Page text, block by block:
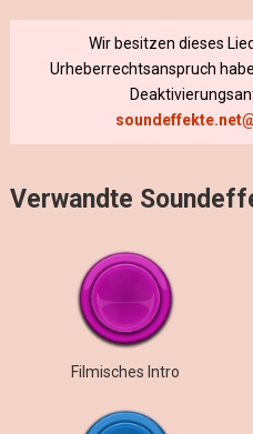
Wir besitzen dieses
Urheberrechtsanspruch
Verwandte
Filmisches Intro